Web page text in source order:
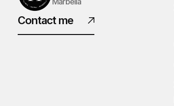
Contact me